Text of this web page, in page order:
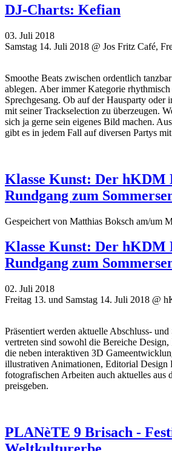
DJ-Charts: Kefian
03. Juli 2018
Samstag 14. Juli 2018 @ Jos Fritz Café,
Smoothe Beats zwischen ordentlich
ablegen. Aber immer Kategorie rhythmisch
Sprechgesang. Ob auf der Hausparty
mit seiner Trackselection zu überzeugen.
sich ja gerne sein eigenes Bild machen.
gibt es in jedem Fall auf diversen Partys
Klasse Kunst: Der hKDM
Rundgang zum
Gespeichert von Matthias Boksch am/um
Klasse Kunst: Der hKDM
Rundgang zum
02. Juli 2018
Freitag 13. und Samstag 14. Juli 2018 @
Präsentiert werden aktuelle Abschluss- und
vertreten sind sowohl die Bereiche
die neben interaktiven 3D
illustrativen Animationen, Editorial Design
fotografischen Arbeiten auch aktuelles aus
preisgeben.
PLANèTE 9 Brisach -